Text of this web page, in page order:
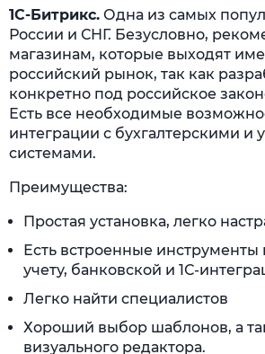
1С-Битрикс. Одна из самых
России и СНГ. Безусловно,
магазинам, которые выходят
российский рынок, так как
конкретно под российское
Есть все необходимые
интеграции с бухгалтерскими и
системами.
Преимущества:
Простая установка, легко
Есть встроенные инструменты
учету, банковской и 1С-
Легко найти специалистов
Хороший выбор шаблонов, а
визуального редактора.